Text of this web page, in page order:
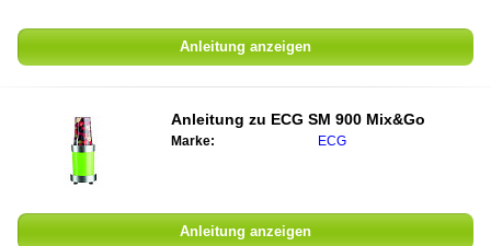
Anleitung anzeigen
Anleitung zu ECG SM 900 Mix&Go
Marke: ECG
Anleitung anzeigen